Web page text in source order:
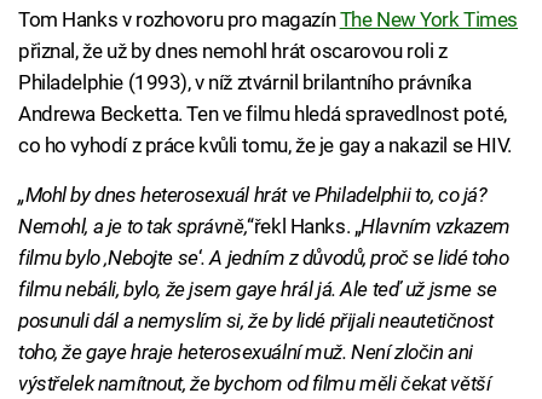
Tom Hanks v rozhovoru pro magazínThe New York Times
přiznal, že už by dnes nemohl hrát oscarovou roli z
Philadelphie (1993), v níž ztvárnil brilantního právníka
Andrewa Becketta. Ten ve filmu hledá spravedlnost poté,
co ho vyhodí z práce kvůli tomu, že je gay a nakazil se HIV.
„Mohl by dnes heterosexuál hrát ve Philadelphii to, co já?
Nemohl, a je to tak správně,“řekl Hanks. „Hlavním vzkazem
filmu bylo ‚Nebojte se‘. A jedním z důvodů, proč se lidé toho
filmu nebáli, bylo, že jsem gaye hrál já. Ale teď už jsme se
posunuli dál a nemyslím si, že by lidé přijali neautetičnost
toho, že gaye hraje heterosexuální muž. Není zločin ani
výstřelek namítnout, že bychom od filmu měli čekat větší